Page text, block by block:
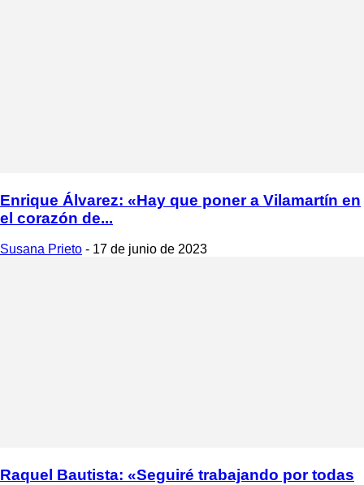
Enrique Álvarez: «Hay que poner a Vilamartín en
el corazón de...
Susana Prieto - 17 de junio de 2023
Raquel Bautista: «Seguiré trabajando por todas